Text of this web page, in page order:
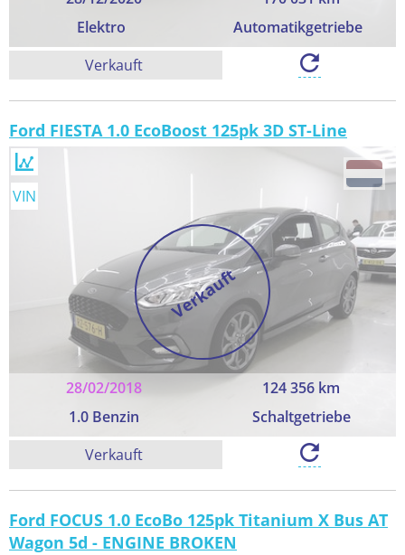
Elektro
Automatikgetriebe
Verkauft
Ford FIESTA 1.0 EcoBoost 125pk 3D ST-Line
Verkauft
28/02/2018
124 356 km
1.0 Benzin
Schaltgetriebe
VIN
Verkauft
Ford FOCUS 1.0 EcoBo 125pk Titanium X Bus AT
Wagon 5d - ENGINE BROKEN